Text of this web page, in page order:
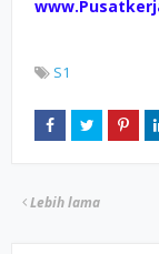
S1
Lebih lama